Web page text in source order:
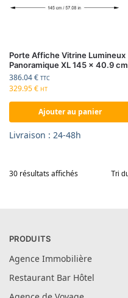
Porte Affiche Vitrine Lumineux
Panoramique XL 145 x 40.9 cm
386.04€ TTC
329.95€ HT
Ajouter au panier
Livraison : 24-48h
30 résultats affichés
PRODUITS
Agence Immobilière
Restaurant Bar Hôtel